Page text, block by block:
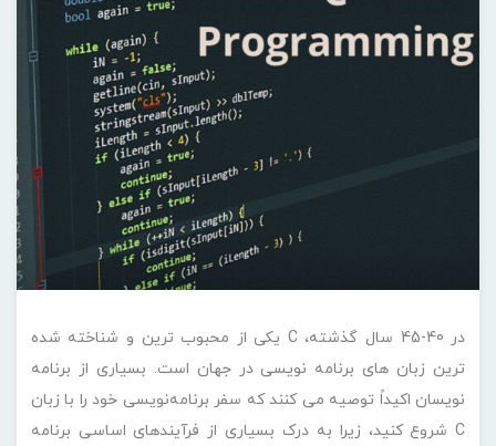
در 40-45 سال گذشته، C یکی از محبوب ترین و شناخته شده
ترین زبان های برنامه نویسی در جهان است. بسیاری از برنامه
نویسان اکیداً توصیه می کنند که سفر برنامه‌نویسی خود را با زبان
C شروع کنید، زیرا به درک بسیاری از فرآیندهای اساسی برنامه